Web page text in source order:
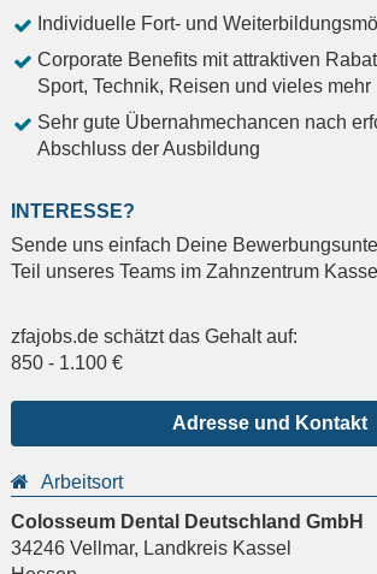
Individuelle Fort- und
Corporate Benefits mit attraktiven
Sport, Technik, Reisen und vieles mehr
Sehr gute Übernahmechancen nach
Abschluss der Ausbildung
INTERESSE?
Sende uns einfach Deine
Teil unseres Teams im Zahnzentrum
zfajobs.de schätzt das Gehalt auf:
850 - 1.100 €
Adresse und Kontakt
Arbeitsort
Colosseum Dental Deutschland GmbH
34246 Vellmar, Landkreis Kassel